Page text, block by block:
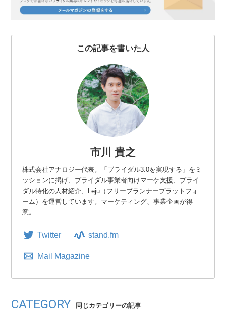
o
r
この記事を書いた人
市川 貴之
株式会社アナロジー代表。「ブライダル3.0を実現する」をミ
ッションに掲げ、ブライダル事業者向けマーケ支援、ブライ
ダル特化の人材紹介、Leju（フリープランナープラットフォ
ーム）を運営しています。マーケティング、事業企画が得
意。
Twitter stand.fm
Mail Magazine
CATEGORY 同じカテゴリーの記事